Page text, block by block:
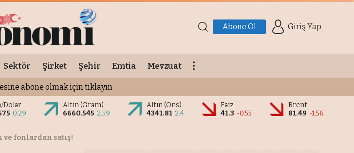
Abone Ol Giriş Yap
Sektör Şirket Şehir Emtia Mevzuat
abone olmak için tıklayın
Dolar
0.29
Altın (Gram)
6660.545 2.59
Altın (Ons)
4341.81 2.4
Faiz
41.3 -0.55
Brent
81.49 -1.56
fonlardan satış!